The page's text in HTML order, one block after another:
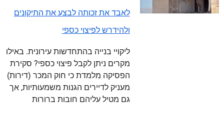
לאבד את זכותה לבצע את התיקונים
ולהידרש לפיצוי כספי
ליקויי בנייה בהתחדשות עירונית. באילו
מקרים ניתן לקבל פיצוי כספי? סקירת
הפסיקה מלמדת כי חוק המכר (דירות)
מעניק לדיירים הגנות משמעותיות, אך
גם מטיל עליהם חובות ברורות